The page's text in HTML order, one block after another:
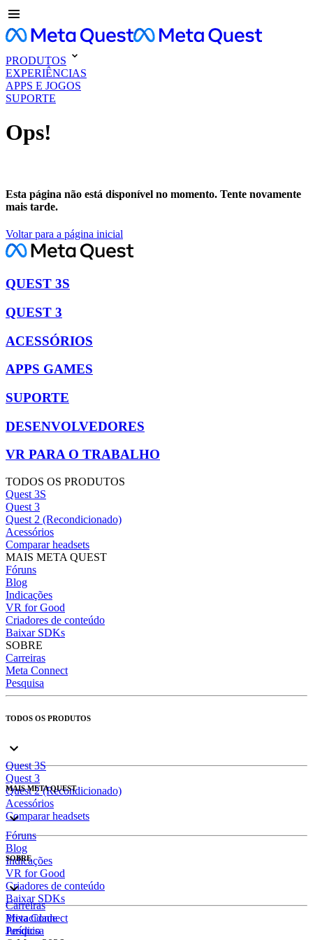
PRODUTOS
EXPERIÊNCIAS
APPS E JOGOS
SUPORTE
Ops!
Esta página não está disponível no momento. Tente novamente
mais tarde.
Voltar para a página inicial
QUEST 3S
QUEST 3
ACESSÓRIOS
APPS GAMES
SUPORTE
DESENVOLVEDORES
VR PARA O TRABALHO
TODOS OS PRODUTOS
Quest 3S
Quest 3
Quest 2 (Recondicionado)
Acessórios
Comparar headsets
MAIS META QUEST
Fóruns
Blog
Indicações
VR for Good
Criadores de conteúdo
Baixar SDKs
SOBRE
Carreiras
Meta Connect
Pesquisa
TODOS OS PRODUTOS
Quest 3S
Quest 3
Quest 2 (Recondicionado)
Acessórios
Comparar headsets
MAIS META QUEST
Fóruns
Blog
Indicações
VR for Good
Criadores de conteúdo
Baixar SDKs
SOBRE
Carreiras
Meta Connect
Pesquisa
Privacidade
Jurídico